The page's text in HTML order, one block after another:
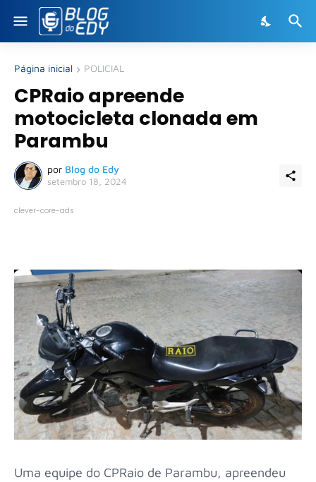
Página inicial POLICIAL
CPRaio apreende
motocicleta clonada em
Parambu
por Blog do Edy
setembro 18, 2024
clever-core-ads
Uma equipe do CPRaio de Parambu, apreendeu